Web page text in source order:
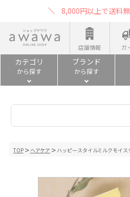
8,000円以上で送料
店舗情報 ガ
カテゴリ
から探す
ブランド
から探す
TOP ヘアケア ハッピースタイルミルクモイ